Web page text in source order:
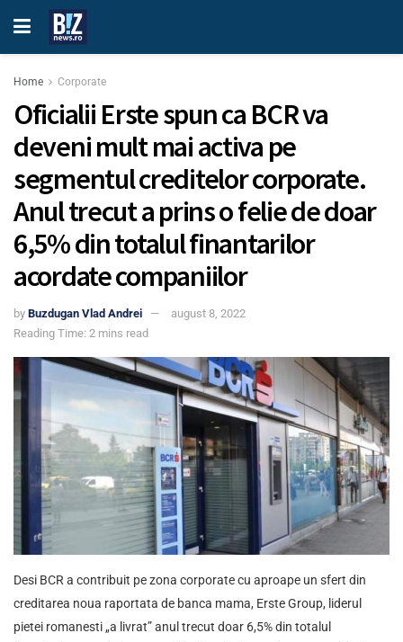
Home Corporate
Oficialii Erste spun ca BCR va
deveni mult mai activa pe
segmentul creditelor corporate.
Anul trecut a prins o felie de doar
6,5% din totalul finantarilor
acordate companiilor
by Buzdugan Vlad Andrei
august 8, 2022
Reading Time: 2 mins read
Desi BCR a contribuit pe zona corporate cu aproape un sfert din
creditarea noua raportata de banca mama, Erste Group, liderul
pietei romanesti „a livrat” anul trecut doar 6,5% din totalul